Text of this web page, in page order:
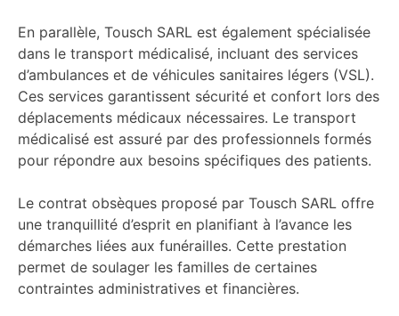
En parallèle, Tousch SARL est également spécialisée
dans le transport médicalisé, incluant des services
d’ambulances et de véhicules sanitaires légers (VSL).
Ces services garantissent sécurité et confort lors des
déplacements médicaux nécessaires. Le transport
médicalisé est assuré par des professionnels formés
pour répondre aux besoins spécifiques des patients.
Le contrat obsèques proposé par Tousch SARL offre
une tranquillité d’esprit en planifiant à l’avance les
démarches liées aux funérailles. Cette prestation
permet de soulager les familles de certaines
contraintes administratives et financières.